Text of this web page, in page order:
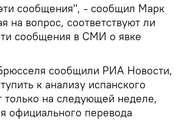
сообщения", - сообщил Марк
на вопрос, соответствуют ли
сообщения в СМИ о явке
сообщили РИА Новости,
к анализу испанского
только на следующей неделе,
официального перевода